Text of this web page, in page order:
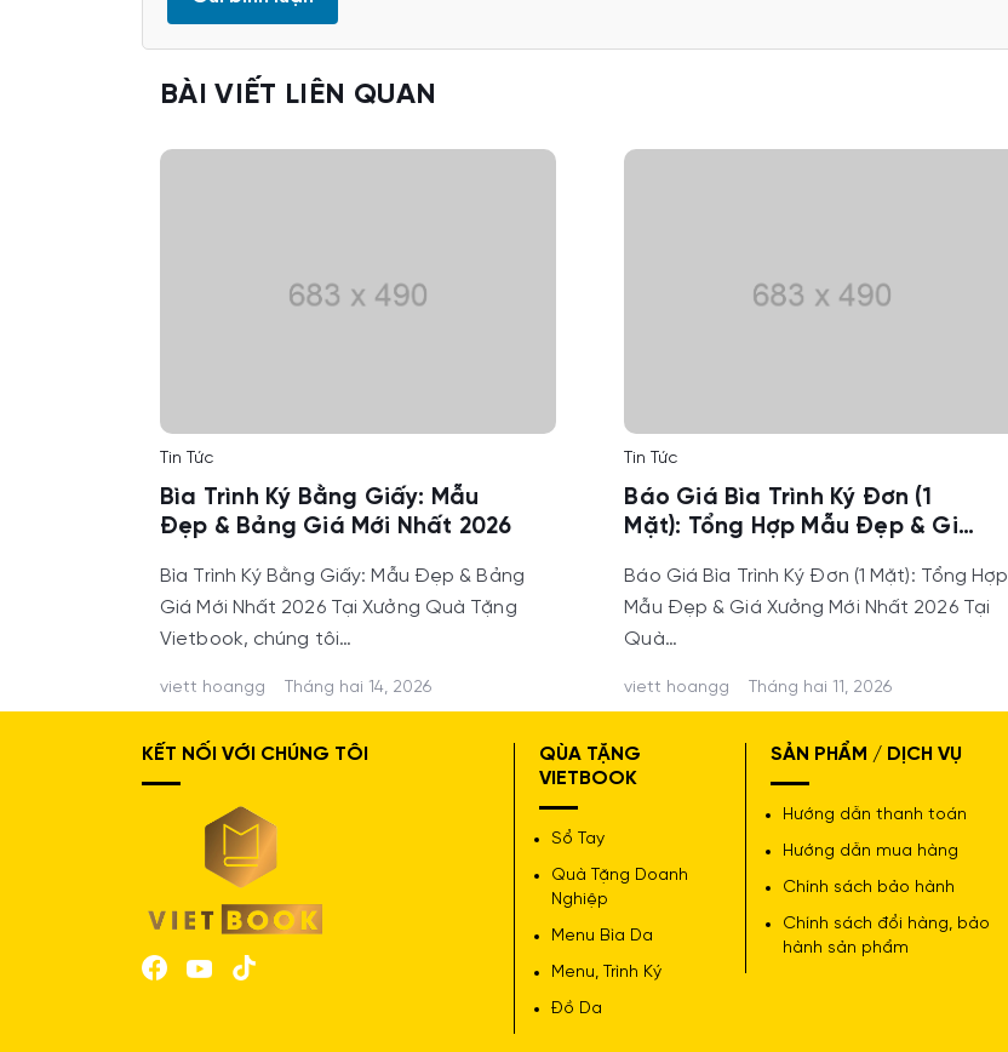
BÀI VIẾT LIÊN QUAN
Tin Tức
Bìa Trình Ký Bằng Giấy: Mẫu
Đẹp & Bảng Giá Mới Nhất 2026
Bìa Trình Ký Bằng Giấy: Mẫu Đẹp & Bảng
Giá Mới Nhất 2026 Tại Xưởng Quà Tặng
Vietbook, chúng tôi…
viett hoangg Tháng hai 14, 2026
Tin Tức
Báo Giá Bìa Trình Ký Đơn (1
Mặt): Tổng Hợp Mẫu Đẹp & Giá
Báo Giá Bìa Trình Ký Đơn (1 Mặt): Tổng Hợp
Mẫu Đẹp & Giá Xưởng Mới Nhất 2026 Tại
Quà…
viett hoangg Tháng hai 11, 2026
KẾT NỐI VỚI CHÚNG TÔI
QÙA TẶNG
VIETBOOK
Sổ Tay
Quà Tặng Doanh
Nghiệp
Menu Bìa Da
Menu, Trình Ký
Đồ Da
SẢN PHẨM / DỊCH VỤ
Hướng dẫn thanh toán
Hướng dẫn mua hàng
Chính sách bảo hành
Chính sách đổi hàng, bảo
hành sản phẩm